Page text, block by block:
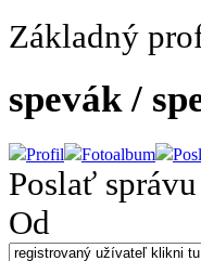
Základný
spevák /
Profil Fotoalbum
Poslať správu
Od